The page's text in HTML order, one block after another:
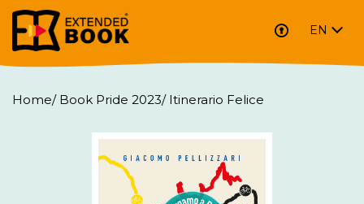
EN
Home/ Book Pride 2023/ Itinerario Felice